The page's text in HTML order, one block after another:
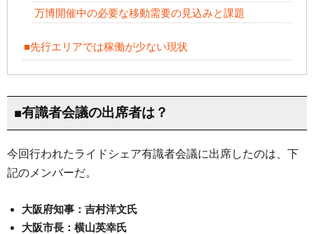
万博開催中の必要な移動需要の見込みと課題
■先行エリアでは稼働が少ない現状
■有識者会議の出席者は？
今回行われたライドシェア有識者会議に出席したのは、下
記のメンバーだ。
大阪府知事：吉村洋文氏
大阪市長：横山英幸氏